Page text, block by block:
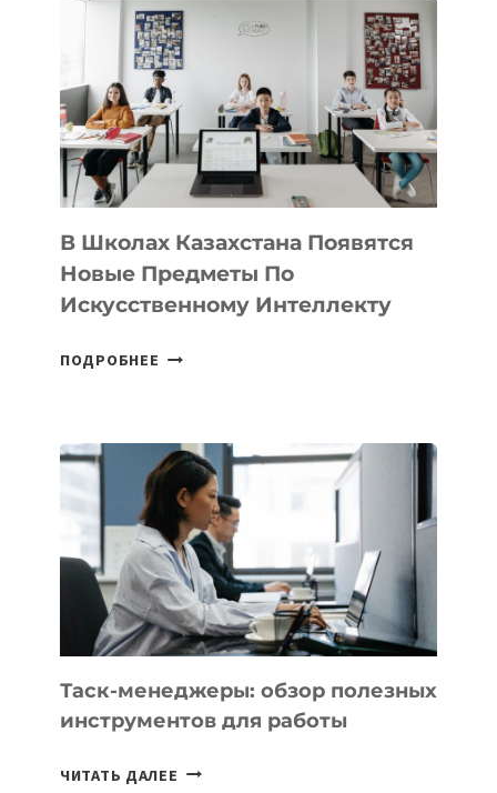
DEAL
VELOCITY
BY
MOST
—
МЕЖДУНАРОДНУЮ
ПРОГРАММУ
ДЛЯ
ТЕХНОЛОГИЧЕСКИХ
В Школах Казахстана Появятся
Новые Предметы По
Искусственному Интеллекту
ПОДРОБНЕЕ
НОВЫЕ
ПРЕДМЕТЫ
ПО
ИСКУССТВЕННОМУ
ИНТЕЛЛЕКТУ
Таск-менеджеры: обзор полезных
инструментов для работы
ЧИТАТЬ ДАЛЕЕ ТАСК-